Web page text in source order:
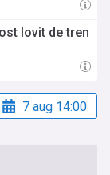
lovit de tren
7 aug 14:00